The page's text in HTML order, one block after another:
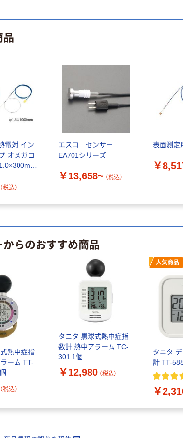
品
電対 イン
オメガコ
（税込）
エスコ センサー
EA701シリーズ
￥13,658~ （税込）
表面測定
￥
からのおすすめ商品
熱中症指
ーム TT-
（税込）
タニタ 黒球式熱中症指
数計 熱中アラーム TC-
301 1個
￥12,980 （税込）
人気商品
タニタ
計 TT-
￥